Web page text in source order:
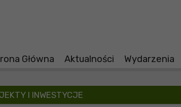
Główna Aktualności Wydarzenia
I INWESTYCJE